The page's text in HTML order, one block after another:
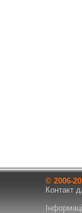
© 2006-
Контакт